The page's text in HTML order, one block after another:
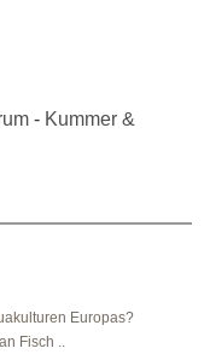
- Kummer &
Europas?
Fisch ..